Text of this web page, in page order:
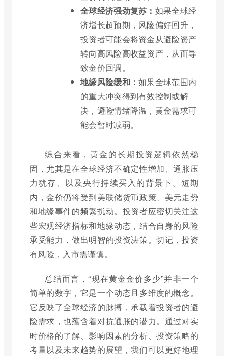
全球经济强劲复苏： 如果全球经
济增长超预期，风险偏好回升，
投资者可能会将资金从避险资产
转向高风险高收益资产，从而导
致金价回调。
地缘风险缓和：如果全球范围内
的重大冲突得到有效控制或解
决，避险情绪降温，黄金需求可
能会暂时减弱。
综合来看，黄金的长期投资逻辑依然稳
固，尤其是在全球经济不确定性增加、通胀压
力犹存、以及央行持续买入的背景下。短期
内，金价仍将受到美联储货币政策、美元走势
和地缘事件的频繁扰动。投资者应密切关注这
些宏观经济指标和地缘动态，结合自身的风险
承受能力，做出明智的投资决策。切记，投资
有风险，入市需谨慎。
总结而言，“现在黄金金价多少”并非一个
简单的数字，它是一个动态且多维度的概念。
它反映了全球经济的脉搏，承载着投资者的避
险需求，也蕴含着对抗通胀的潜力。通过对实
时价格的了解、影响因素的分析、投资策略的
考量以及未来趋势的展望，我们可以更好地理